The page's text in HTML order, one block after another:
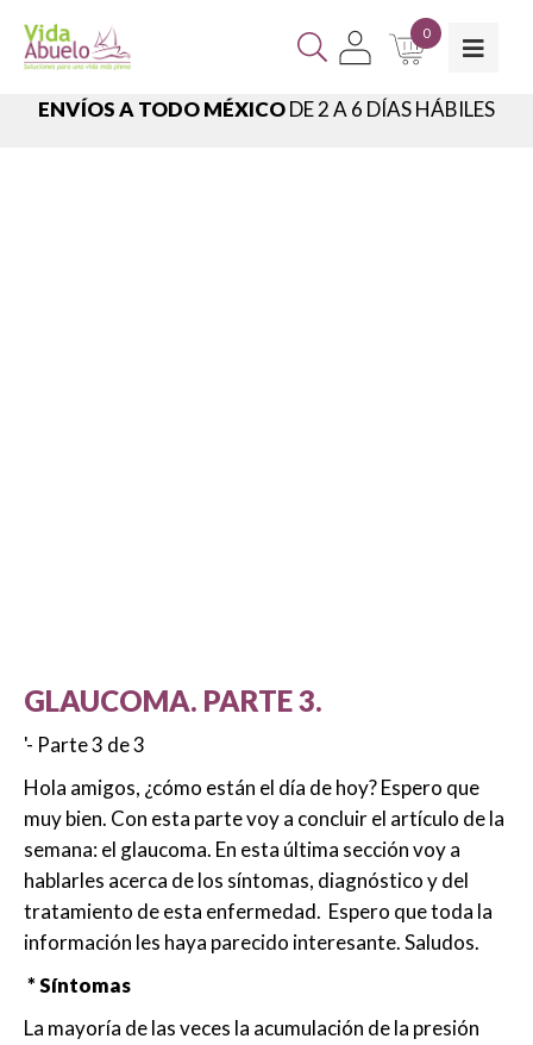
0
ENVÍOS A TODO MÉXICODE 2 A 6 DÍAS HÁBILES
GLAUCOMA. PARTE 3.
'- Parte 3 de 3
Hola amigos, ¿cómo están el día de hoy? Espero que
muy bien. Con esta parte voy a concluir el artículo de la
semana: el glaucoma. En esta última sección voy a
hablarles acerca de los síntomas, diagnóstico y del
tratamiento de esta enfermedad. Espero que toda la
información les haya parecido interesante. Saludos.
* Síntomas
La mayoría de las veces la acumulación de la presión